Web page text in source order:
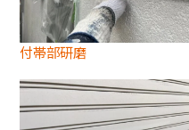
付帯部研磨